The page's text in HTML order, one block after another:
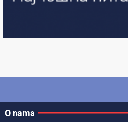
O nama